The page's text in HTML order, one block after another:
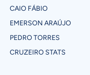
CAIO FÁBIO
EMERSON ARAÚJO
PEDRO TORRES
CRUZEIRO STATS